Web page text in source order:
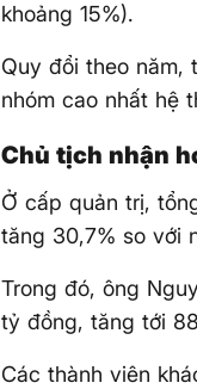
khoảng 15%).
Quy đổi theo năm,
nhóm cao nhất hệ
Chủ tịch nhận
Ở cấp quản trị,
tăng 30,7% so với
Trong đó, ông
tỷ đồng, tăng tới
Các thành viên